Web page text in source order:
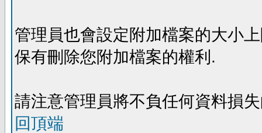
管理員也會設定附加檔案的大小
保有刪除您附加檔案的權利.
請注意管理員將不負任何資料損
回頂端